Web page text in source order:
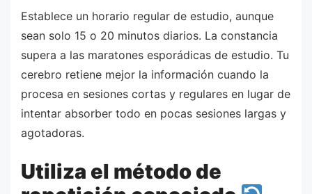
Establece un horario regular de estudio, aunque
sean solo 15 o 20 minutos diarios. La constancia
supera a las maratones esporádicas de estudio. Tu
cerebro retiene mejor la información cuando la
procesa en sesiones cortas y regulares en lugar de
intentar absorber todo en pocas sesiones largas y
agotadoras.
Utiliza el método de